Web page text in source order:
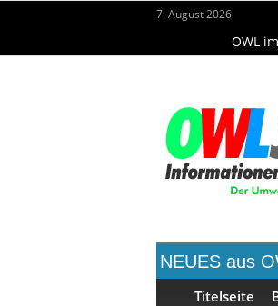
7. August 2026
OWL
NEUES aus
Titelseite